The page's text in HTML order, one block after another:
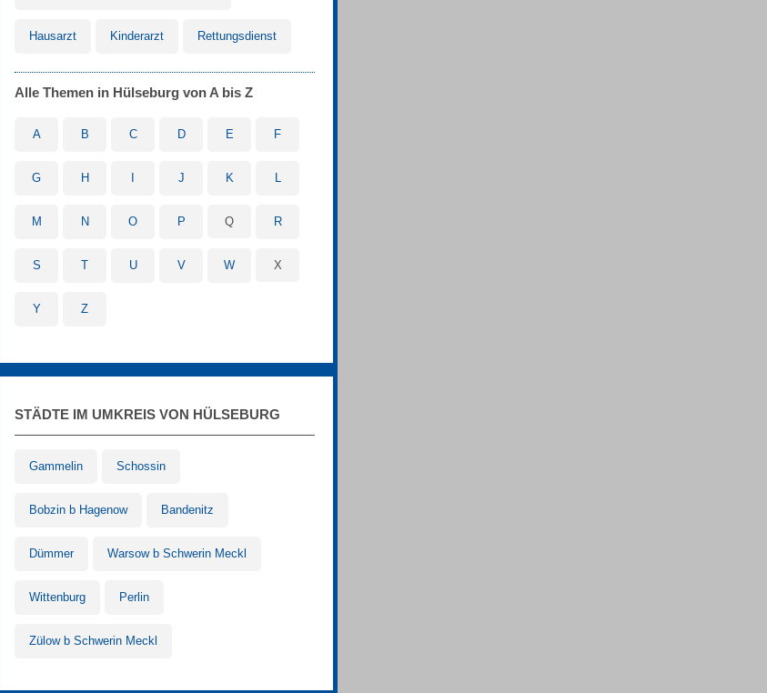
Hausarzt Kinderarzt Rettungsdienst
Alle Themen in Hülseburg von A bis Z
A B C D E F
G H J K L
M N O P Q R
S T U V W X
Y Z
STÄDTE IM UMKREIS VON HÜLSEBURG
Gammelin Schossin
Bobzin b Hagenow Bandenitz
Dümmer Warsow b Schwerin Meckl
Wittenburg Perlin
Zülow b Schwerin Meckl